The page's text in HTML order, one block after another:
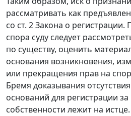
рассматривать как
со ст. 2Закона о регистрации.
спора суду следует
по существу, оценить
основания возникновения,
или прекращения прав на
Бремя доказывания
оснований для регистрации
собственности лежит на истце.